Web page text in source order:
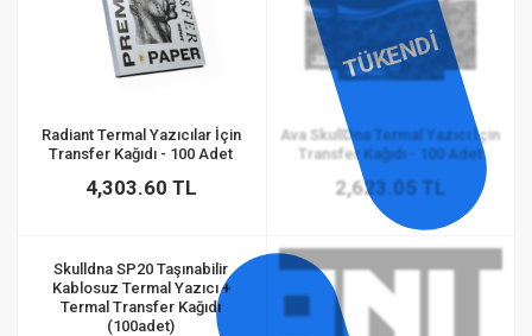
Radiant Termal Yazıcılar İçin
Transfer Kağıdı - 100 Adet
4,303.60 TL
TÜKENDİ
Ava SkullDna Termal Yazıcı İçin
Transfer Kağıdı - 100 Adet
2,623.05 TL
Skulldna SP20 Taşınabilir
Kablosuz Termal Yazıcı +
Termal Transfer Kağıdı
(100adet)